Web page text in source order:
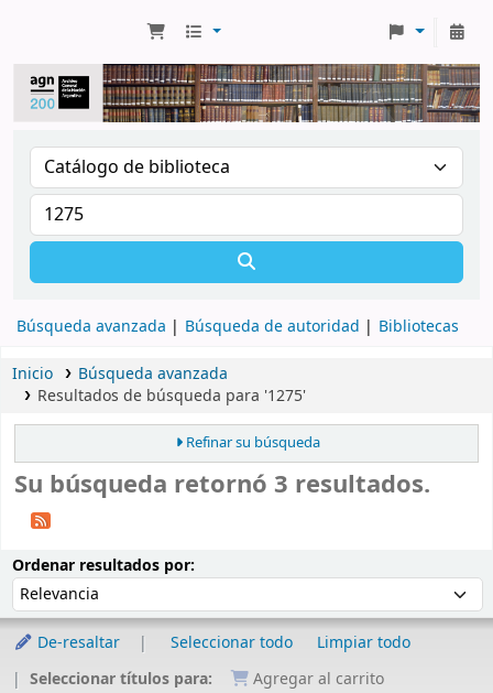
Búsqueda avanzada Búsqueda de autoridad Bibliotecas
Inicio
Búsqueda avanzada
Resultados de búsqueda para '1275'
Refinar su búsqueda
Su búsqueda retornó 3 resultados.
Ordenar resultados por:
De-resaltar Seleccionar todo
Limpiar todo
Seleccionar títulos para:
Agregar al carrito